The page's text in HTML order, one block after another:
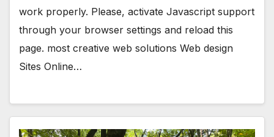
work properly. Please, activate Javascript support
through your browser settings and reload this
page. most creative web solutions Web design
Sites Online…